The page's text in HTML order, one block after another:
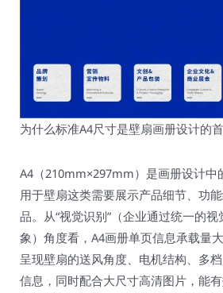
为什么标准A4尺寸是壁扇画册设计的
A4（210mm×297mm）是画册设计中
用于壁扇这类需要展示产品细节、功
品。从“视觉识别”（企业通过统一的
象）角度看，A4画册单页信息承载量
呈现壁扇的送风角度、电机结构、多
信息，同时配合大尺寸高清图片，能